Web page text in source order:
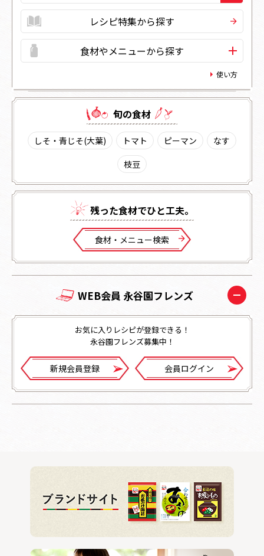
レシピ特集から探す
食材やメニューから探す
使い方
旬の⾷材
しそ・青じそ(大葉) トマト ピーマン
なす
枝豆
残った⾷材でひと⼯夫。
⾷材・メニュー検索
WEB会員 永谷園フレンズ
お気に入りレシピが登録できる！
永谷園フレンズ募集中！
新規会員登録 会員ログイン